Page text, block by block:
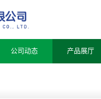
公司动态 产品展厅